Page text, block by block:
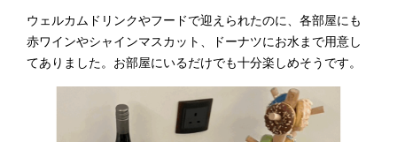
ウェルカムドリンクやフードで迎えられたのに、各部屋にも
赤ワインやシャインマスカット、ドーナツにお水まで用意し
てありました。お部屋にいるだけでも十分楽しめそうです。